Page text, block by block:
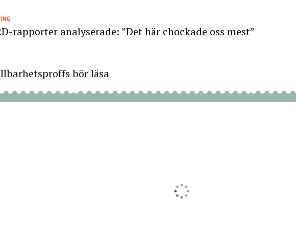
rapporter analyserade: ”Det här chockade oss mest”
bör läsa